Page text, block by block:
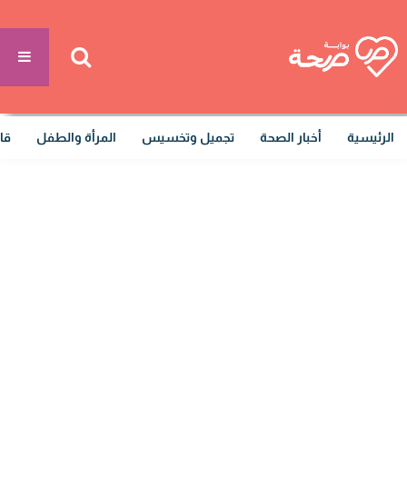
الرئيسية أخبار الصحة تجميل وتخسيس المرأة والطفل